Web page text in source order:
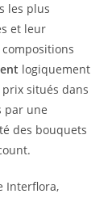
les plus
et leur
logiquement
situés dans
par une
des bouquets
Interflora,